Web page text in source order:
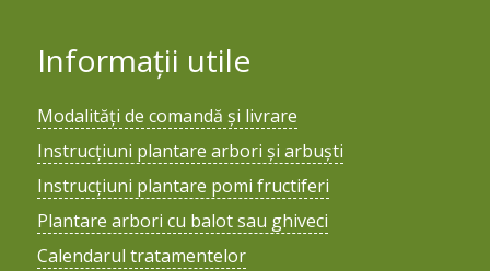
Informații utile
Modalități de comandă și livrare
Instrucțiuni plantare arbori și arbuști
Instrucțiuni plantare pomi fructiferi
Plantare arbori cu balot sau ghiveci
Calendarul tratamentelor